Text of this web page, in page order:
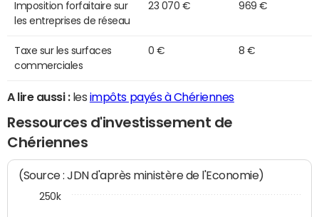
Imposition forfaitaire sur
les entreprises de réseau
23 070 € 969 €
Taxe sur les surfaces
commerciales
0 € 8 €
A lire aussi :les impôts payés à Chériennes
Ressources d'investissement de
Chériennes
(Source : JDN d'après ministère de l'Economie)
250k